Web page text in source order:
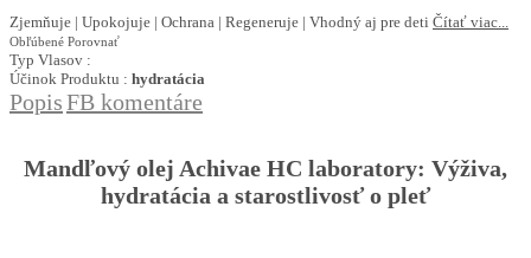
Zjemňuje | Upokojuje | Ochrana | Regeneruje | Vhodný aj pre deti Čítať viac...
Obľúbené Porovnať
Typ Vlasov :
Účinok Produktu : hydratácia
PopisFB komentáre
Mandľový olej Achivae HC laboratory: Výživa,
hydratácia a starostlivosť o pleť